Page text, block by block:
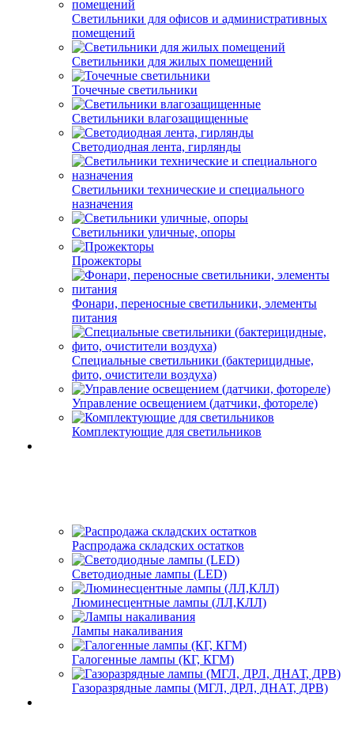
Светильники для офисов и административных
помещений
Светильники для жилых помещений
Точечные светильники
Светильники влагозащищенные
Светодиодная лента, гирлянды
Светильники технические и специального
назначения
Светильники уличные, опоры
Прожекторы
Фонари, переносные светильники, элементы
питания
Специальные светильники (бактерицидные,
фито, очистители воздуха)
Управление освещением (датчики, фотореле)
Комплектующие для светильников
Распродажа складских остатков
Светодиодные лампы (LED)
Люминесцентные лампы (ЛЛ,КЛЛ)
Лампы накаливания
Галогенные лампы (КГ, КГМ)
Газоразрядные лампы (МГЛ, ДРЛ, ДНАТ, ДРВ)